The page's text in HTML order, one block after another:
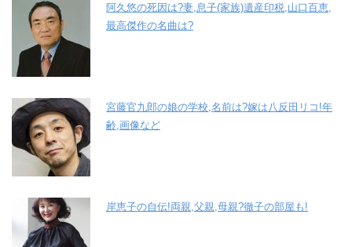
阿久悠の死因は?妻,息子(家族)遺産印税,山口百恵,
最高傑作の名曲は?
宮藤官九郎の娘の学校,名前は?嫁は八反田リコ!年
齢,画像など
岸恵子の自伝!両親,父親,母親?徹子の部屋も!